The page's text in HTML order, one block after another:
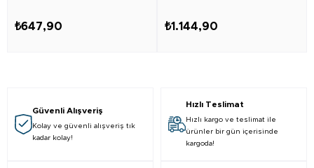
₺647,90 ₺1.144,90
Güvenli Alışveriş
Kolay ve güvenli alışveriş tık
kadar kolay!
Hızlı Teslimat
Hızlı kargo ve teslimat ile
ürünler bir gün içerisinde
kargoda!